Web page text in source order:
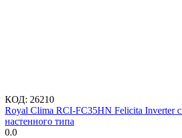
КОД: 26210
Royal Clima RCI-FC35HN Felicita Inverter
настенного типа
0.0